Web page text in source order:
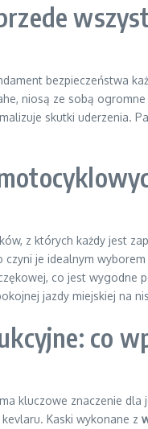
bezpieczeństwa
niosą ze sobą
skutki uderzenia.
z których każdy jest
czyni je idealnym
co jest wygodne
jazdy miejskiej na
co
kluczowe znaczenie
Kaski wykonane z